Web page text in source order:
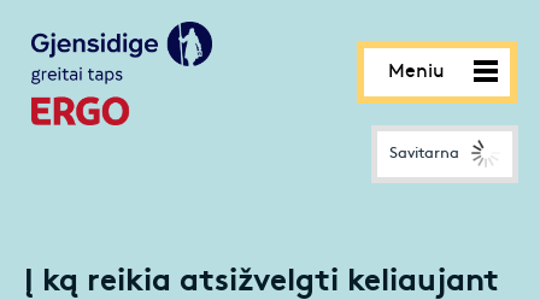
Meniu
Savitarna
Į ką reikia atsižvelgti keliaujant